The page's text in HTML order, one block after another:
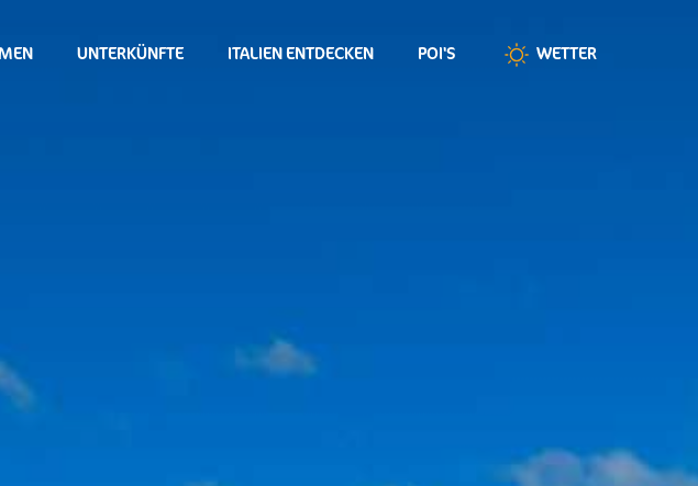
UNTERKÜNFTE ITALIEN ENTDECKEN POI'S WETTER